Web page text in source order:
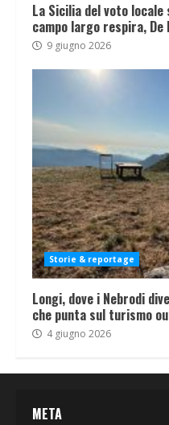
La Sicilia del voto
campo largo respira,
9 giugno 2026
Storie & reportage
Longi, dove i Nebrodi
che punta sul turismo
4 giugno 2026
META